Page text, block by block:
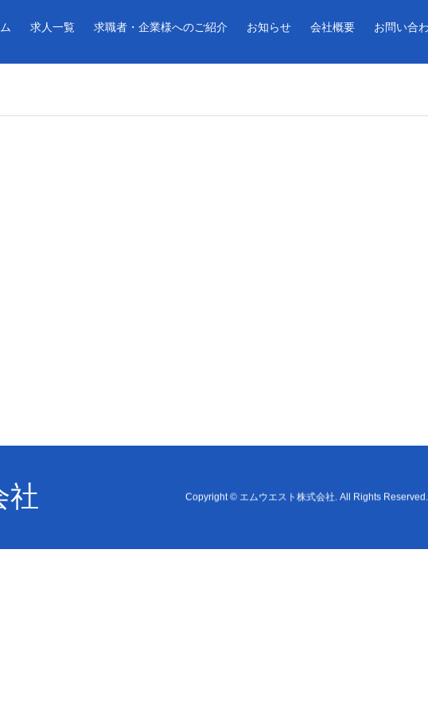
求人一覧 求職者・企業様へのご紹介 お知らせ 会社概要 お問い合
社 Copyright © エムウエスト株式会社. All Rights Reserved.